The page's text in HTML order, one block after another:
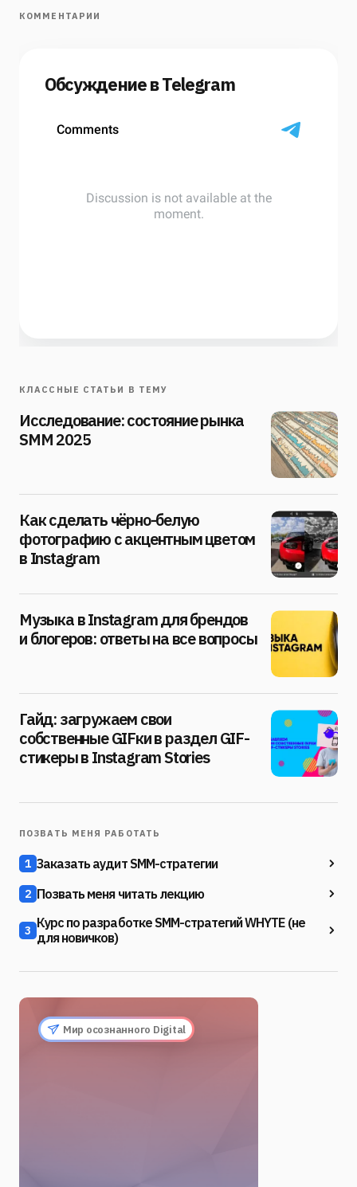
КОММЕНТАРИИ
Обсуждение в Telegram
КЛАССНЫЕ СТАТЬИ В ТЕМУ
Исследование: состояние рынка
SMM 2025
Как сделать чёрно-белую
фотографию с акцентным цветом
в Instagram
Музыка в Instagram для брендов
и блогеров: ответы на все вопросы
Гайд: загружаем свои
собственные GIFки в раздел GIF-
стикеры в Instagram Stories
ПОЗВАТЬ МЕНЯ РАБОТАТЬ
1 Заказать аудит SMM-стратегии
2 Позвать меня читать лекцию
3 Курс по разработке SMM-стратегий WHYTE (не
для новичков)
Мир осознанного Digital